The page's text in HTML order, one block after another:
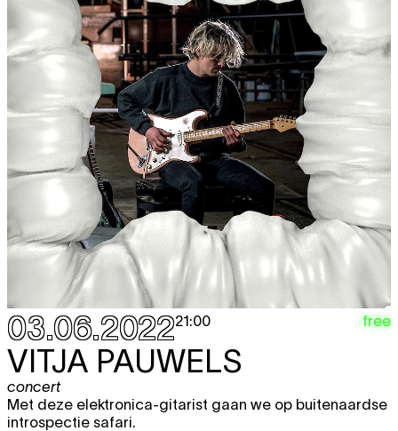
03.06.202221:00 free
VITJA PAUWELS
concert
Met deze elektronica-gitarist gaan we op buitenaardse
introspectie safari.